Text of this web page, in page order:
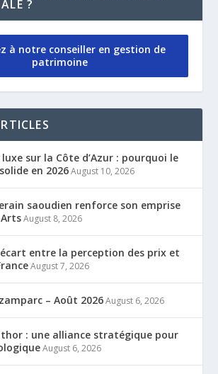
?
à notre conseiller en gestion de
patrimoine
sur la Côte d’Azur : pourquoi le
en 2026 August 10, 2026
saoudien renforce son emprise
August 8, 2026
entre la perception des prix et
August 7, 2026
– Août 2026 August 6, 2026
: une alliance stratégique pour
August 6, 2026